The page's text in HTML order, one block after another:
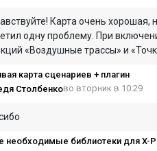
Карта очень хорошая,
одну проблему. При
«Воздушные трассы» и «Точки
оперативную память. Из-за
начинает сильно зависать и
карта сценариев + плагин
Столбенково вторник в 10:29
необходимые библиотеки для X-